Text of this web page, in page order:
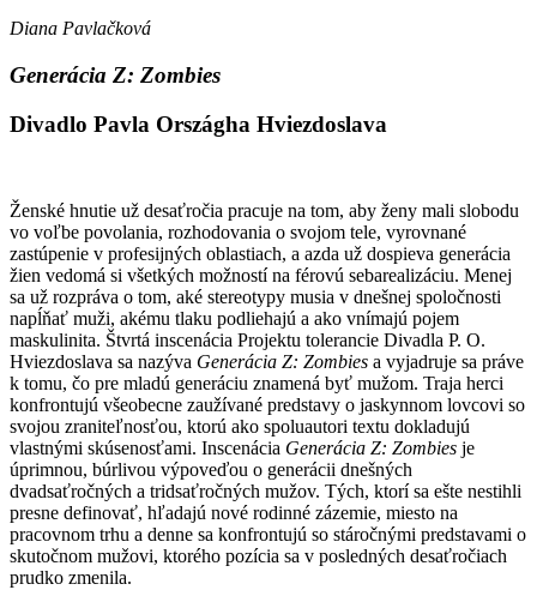
Diana Pavlačková
Generácia Z: Zombies
Divadlo Pavla Országha Hviezdoslava
Ženské hnutie už desaťročia pracuje na tom, aby ženy mali slobodu
vo voľbe povolania, rozhodovania o svojom tele, vyrovnané
zastúpenie v profesijných oblastiach, a azda už dospieva generácia
žien vedomá si všetkých možností na férovú sebarealizáciu. Menej
sa už rozpráva o tom, aké stereotypy musia v dnešnej spoločnosti
napĺňať muži, akému tlaku podliehajú a ako vnímajú pojem
maskulinita. Štvrtá inscenácia Projektu tolerancie Divadla P. O.
Hviezdoslava sa nazýva Generácia Z: Zombies a vyjadruje sa práve
k tomu, čo pre mladú generáciu znamená byť mužom. Traja herci
konfrontujú všeobecne zaužívané predstavy o jaskynnom lovcovi so
svojou zraniteľnosťou, ktorú ako spoluautori textu dokladujú
vlastnými skúsenosťami. Inscenácia Generácia Z: Zombies je
úprimnou, búrlivou výpoveďou o generácii dnešných
dvadsaťročných a tridsaťročných mužov. Tých, ktorí sa ešte nestihli
presne definovať, hľadajú nové rodinné zázemie, miesto na
pracovnom trhu a denne sa konfrontujú so stáročnými predstavami o
skutočnom mužovi, ktorého pozícia sa v posledných desaťročiach
prudko zmenila.